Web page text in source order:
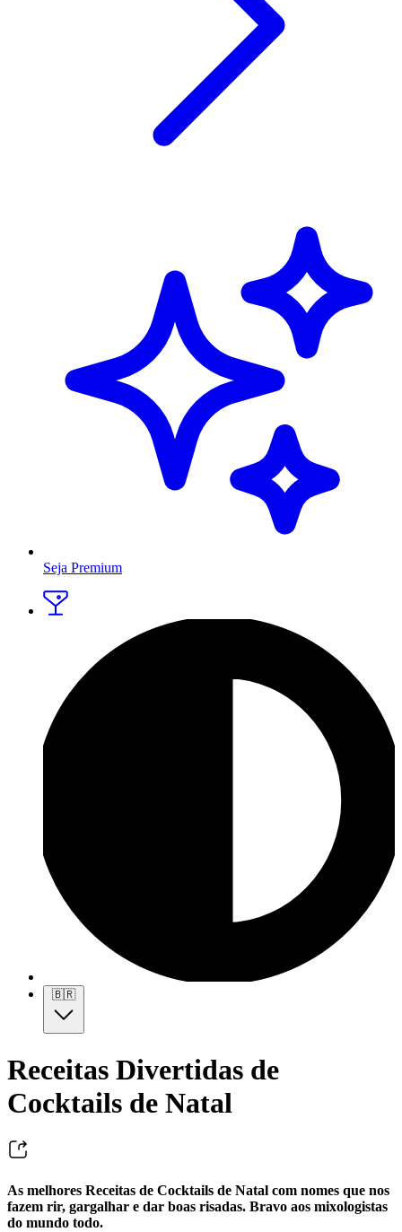
Seja Premium
🇧🇷
Receitas Divertidas de
Cocktails de Natal
As melhores Receitas de Cocktails de Natal com nomes que nos
fazem rir, gargalhar e dar boas risadas. Bravo aos mixologistas
do mundo todo.